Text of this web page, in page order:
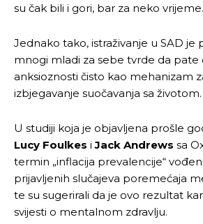
su čak bili i gori, bar za neko vrijeme.
Jednako tako, istraživanje u SAD je
mnogi mladi za sebe tvrde da pate
anksioznosti čisto kao mehanizam
izbjegavanje suočavanja sa životom.
U studiji koja je objavljena prošle
Lucy Foulkes iJack Andrews sa
termin „inflacija prevalencije“
prijavljenih slučajeva poremećaja
te su sugerirali da je ovo rezultat
svijesti o mentalnom zdravlju.